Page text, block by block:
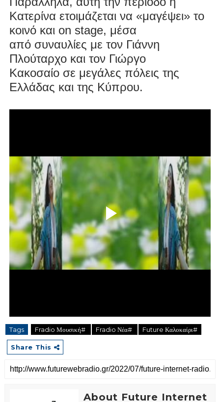
Κατερίνα ετοιμάζεται να «μαγέψει» το
κοινό και on stage, μέσα
από συναυλίες με τον Γιάννη
Πλούταρχο και τον Γιώργο
Κακοσαίο σε μεγάλες πόλεις της
Ελλάδας και της Κύπρου.
Tags Fradio Μουσική# Fradio Νέα# Future Καλοκαίρι#
Share This
About Future Internet